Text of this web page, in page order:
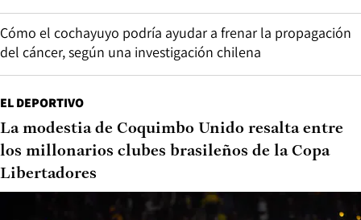
Cómo el cochayuyo podría ayudar a frenar la propagación
del cáncer, según una investigación chilena
EL DEPORTIVO
La modestia de Coquimbo Unido resalta entre
los millonarios clubes brasileños de la Copa
Libertadores